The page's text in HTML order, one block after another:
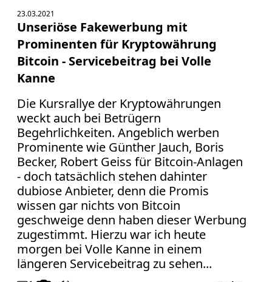
23.03.2021
Unseriöse Fakewerbung mit
Prominenten für Kryptowährung
Bitcoin - Servicebeitrag bei Volle
Kanne
Die Kursrallye der Kryptowährungen
weckt auch bei Betrügern
Begehrlichkeiten. Angeblich werben
Prominente wie Günther Jauch, Boris
Becker, Robert Geiss für Bitcoin-Anlagen
- doch tatsächlich stehen dahinter
dubiose Anbieter, denn die Promis
wissen gar nichts von Bitcoin
geschweige denn haben dieser Werbung
zugestimmt. Hierzu war ich heute
morgen bei Volle Kanne in einem
längeren Servicebeitrag zu sehen...
WDR
Werbung
Wettbewerbsrecht
ZDF
online